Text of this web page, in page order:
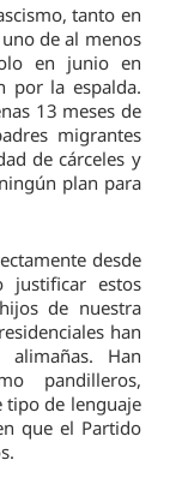
tanto en
de al menos
en junio en
por la espalda.
13 meses de
migrantes
de cárceles y
plan para
desde
justificar estos
de nuestra
han
Han
pandilleros,
tipo de lenguaje
que el Partido